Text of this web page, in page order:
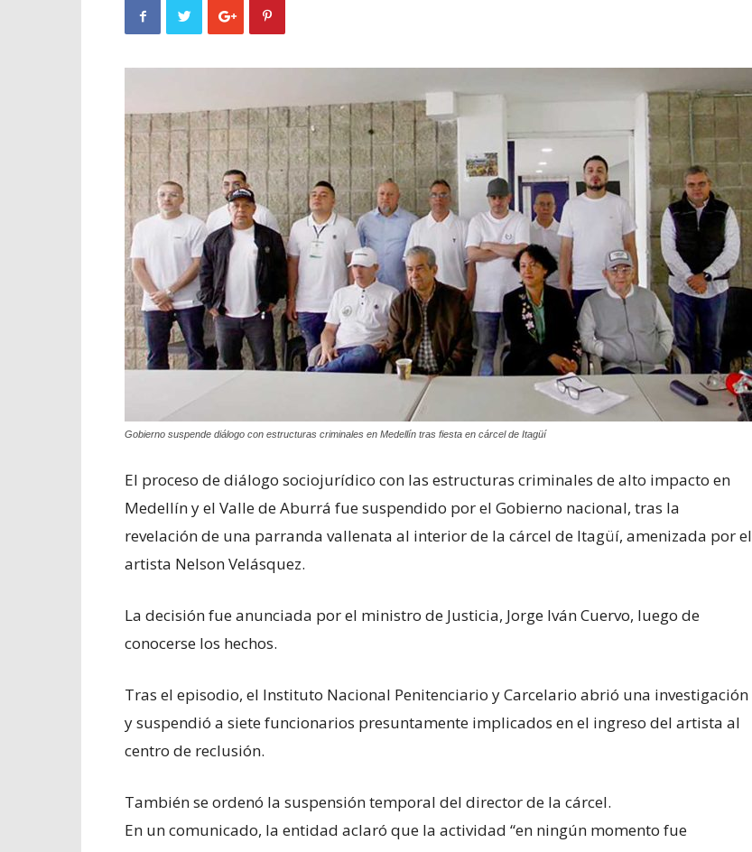
Gobierno suspende diálogo con estructuras criminales en Medellín tras fiesta en cárcel de Itagüí
El proceso de diálogo sociojurídico con las estructuras criminales de alto impacto en
Medellín y el Valle de Aburrá fue suspendido por el Gobierno nacional, tras la
revelación de una parranda vallenata al interior de la cárcel de Itagüí, amenizada por el
artista Nelson Velásquez.
La decisión fue anunciada por el ministro de Justicia, Jorge Iván Cuervo, luego de
conocerse los hechos.
Tras el episodio, el Instituto Nacional Penitenciario y Carcelario abrió una investigación
y suspendió a siete funcionarios presuntamente implicados en el ingreso del artista al
centro de reclusión.
También se ordenó la suspensión temporal del director de la cárcel.
En un comunicado, la entidad aclaró que la actividad “en ningún momento fue